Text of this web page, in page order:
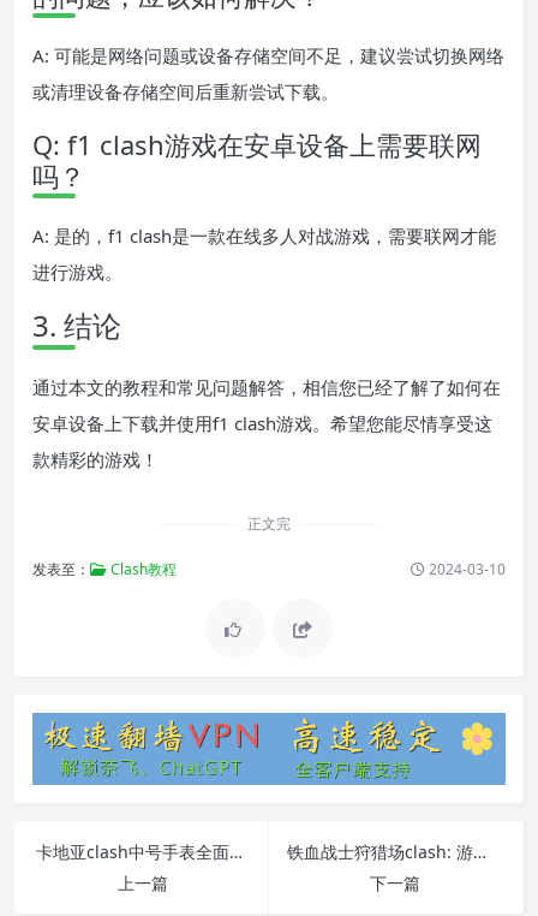
A: 可能是网络问题或设备存储空间不足，建议尝试切换网络
或清理设备存储空间后重新尝试下载。
Q: f1 clash游戏在安卓设备上需要联网
吗？
A: 是的，f1 clash是一款在线多人对战游戏，需要联网才能
进行游戏。
3. 结论
通过本文的教程和常见问题解答，相信您已经了解了如何在
安卓设备上下载并使用f1 clash游戏。希望您能尽情享受这
款精彩的游戏！
正文完
发表至： Clash教程 2024-03-10
卡地亚clash中号手表全面指南
上一篇
铁血战士狩猎场clash: 游戏玩法、策略技巧与常见问题解答
下一篇